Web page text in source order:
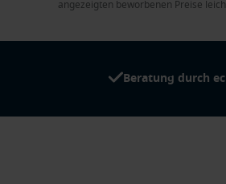
angezeigten beworbenen Preise
Beratung durch